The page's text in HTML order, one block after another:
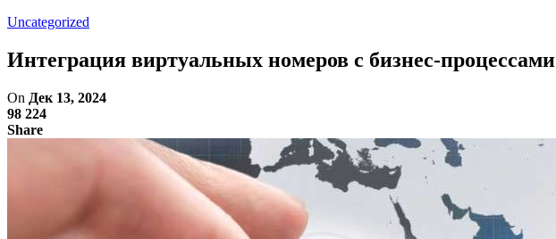
Uncategorized
Интеграция виртуальных номеров с бизнес-процессами
On Дек 13, 2024
98 224
Share